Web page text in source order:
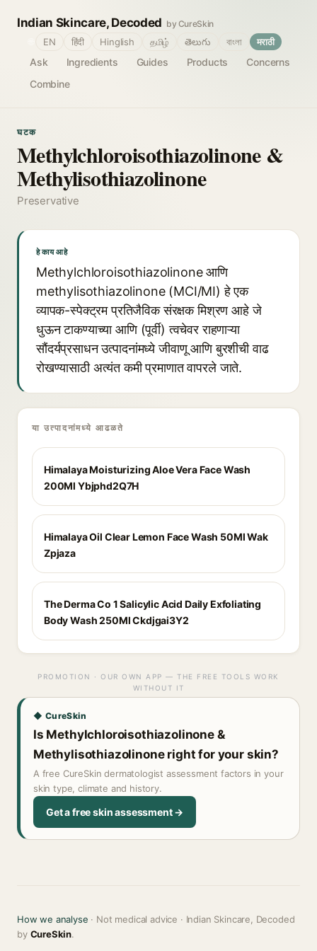
Indian Skincare, Decoded by CureSkin
Ask Ingredients Guides Products
Concerns
Combine
EN हिंदी Hinglish தமிழ் తెలుగు বাংলা मराठी
घटक
Methylchloroisothiazolinone &
Methylisothiazolinone
Preservative
हे काय आहे
Methylchloroisothiazolinone आणि
methylisothiazolinone (MCI/MI) हे एक
व्यापक-स्पेक्ट्रम प्रतिजैविक संरक्षक मिश्रण आहे जे
धुऊन टाकण्याच्या आणि (पूर्वी) त्वचेवर राहणाऱ्या
सौंदर्यप्रसाधन उत्पादनांमध्ये जीवाणू आणि बुरशीची वाढ
रोखण्यासाठी अत्यंत कमी प्रमाणात वापरले जाते.
या उत्पादनांमध्ये आढळते
Himalaya Moisturizing Aloe Vera Face Wash
200Ml Ybjphd2Q7H
Himalaya Oil Clear Lemon Face Wash 50Ml Wak
Zpjaza
The Derma Co 1 Salicylic Acid Daily Exfoliating
Body Wash 250Ml Ckdjgai3Y2
PROMOTION · OUR OWN APP — THE FREE TOOLS WORK
WITHOUT IT
◆ CureSkin
Is Methylchloroisothiazolinone &
Methylisothiazolinone right for your skin?
A free CureSkin dermatologist assessment factors in your
skin type, climate and history.
Get a free skin assessment →
How we analyse · Not medical advice · Indian Skincare, Decoded
by CureSkin.